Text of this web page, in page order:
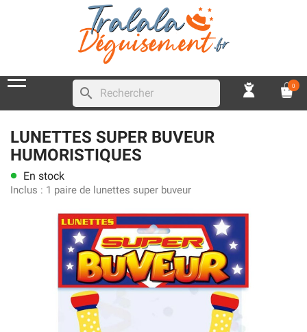
search 0
LUNETTES SUPER BUVEUR
HUMORISTIQUES
lens En stock
Inclus : 1 paire de lunettes super buveur